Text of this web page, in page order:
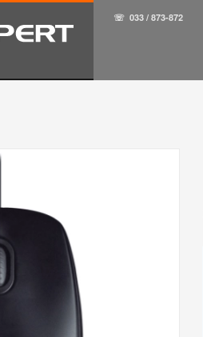
☏ 033 / 873-872